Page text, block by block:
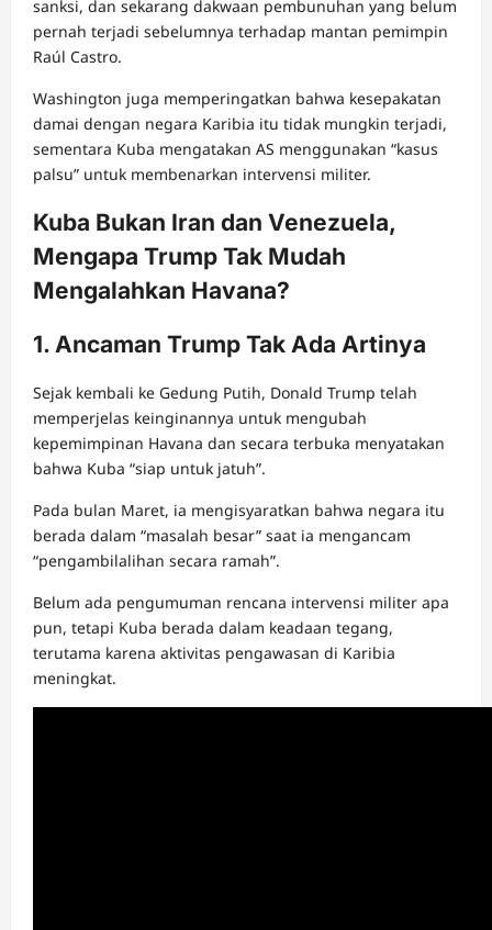
sanksi, dan sekarang dakwaan pembunuhan yang belum
pernah terjadi sebelumnya terhadap mantan pemimpin
Raúl Castro.
Washington juga memperingatkan bahwa kesepakatan
damai dengan negara Karibia itu tidak mungkin terjadi,
sementara Kuba mengatakan AS menggunakan “kasus
palsu” untuk membenarkan intervensi militer.
Kuba Bukan Iran dan Venezuela,
Mengapa Trump Tak Mudah
Mengalahkan Havana?
1. Ancaman Trump Tak Ada Artinya
Sejak kembali ke Gedung Putih, Donald Trump telah
memperjelas keinginannya untuk mengubah
kepemimpinan Havana dan secara terbuka menyatakan
bahwa Kuba “siap untuk jatuh”.
Pada bulan Maret, ia mengisyaratkan bahwa negara itu
berada dalam “masalah besar” saat ia mengancam
“pengambilalihan secara ramah”.
Belum ada pengumuman rencana intervensi militer apa
pun, tetapi Kuba berada dalam keadaan tegang,
terutama karena aktivitas pengawasan di Karibia
meningkat.